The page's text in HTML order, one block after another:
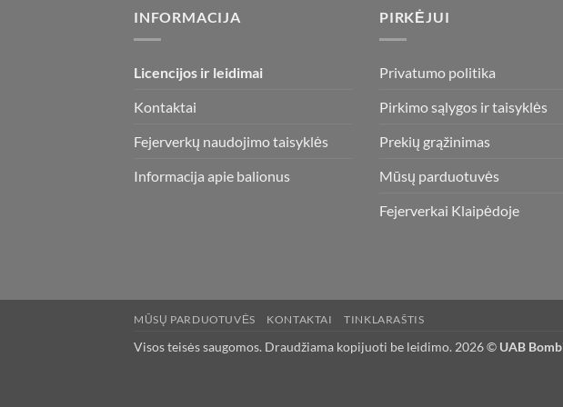
INFORMACIJA
Licencijos ir leidimai
Kontaktai
Fejerverkų naudojimo taisyklės
Informacija apie balionus
PIRKĖJUI
Privatumo politika
Pirkimo sąlygos ir taisyklės
Prekių grąžinimas
Mūsų parduotuvės
Fejerverkai Klaipėdoje
MŪSŲ PARDUOTUVĖS KONTAKTAI TINKLARAŠTIS
Visos teisės saugomos. Draudžiama kopijuoti be leidimo. 2026 © UAB